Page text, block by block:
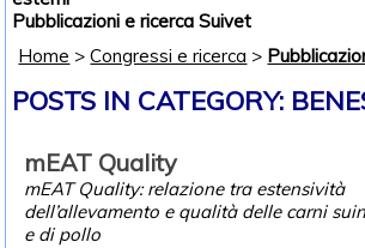
Pubblicazioni e ricerca Suivet
Home >Congressi e ricerca >
POSTS IN CATEGORY:
mEAT Quality
mEAT Quality: relazione tra estensività
dell’allevamento e qualità delle carni
e di pollo